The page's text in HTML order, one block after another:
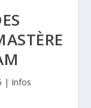
| Infos